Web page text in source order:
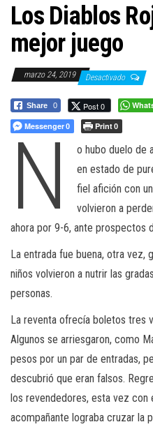
Los Diablos
mejor juego
marzo 24, 2019 Desactivado
Share 0 Post 0
Messenger0 Print0
N
o hubo duelo de
en estado de
fiel afición con
volvieron a
ahora por 9-6, ante prospectos
La entrada fue buena, otra vez,
niños volvieron a nutrir las
personas.
La reventa ofrecía boletos tres
Algunos se arriesgaron, como
pesos por un par de entradas,
descubrió que eran falsos.
los revendedores, esta vez con
acompañante lograba cruzar la